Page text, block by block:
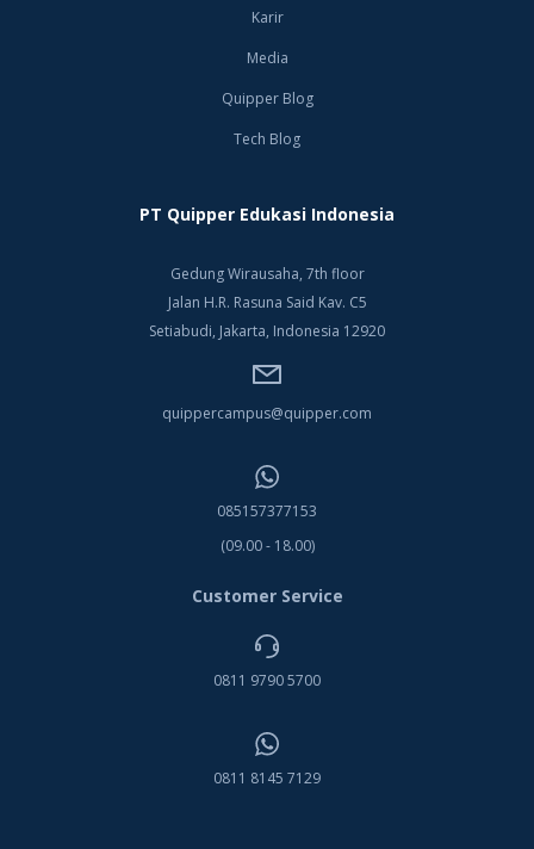
Karir
Media
Quipper Blog
Tech Blog
PT Quipper Edukasi Indonesia
Gedung Wirausaha, 7th floor
Jalan H.R. Rasuna Said Kav. C5
Setiabudi, Jakarta, Indonesia 12920
quippercampus@quipper.com
085157377153
(09.00 - 18.00)
Customer Service
0811 9790 5700
0811 8145 7129